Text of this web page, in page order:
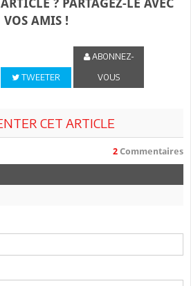
? PARTAGEZ-LE AVEC
VOS AMIS !
TWEETER
ABONNEZ-
VOUS
CET ARTICLE
2 Commentaires